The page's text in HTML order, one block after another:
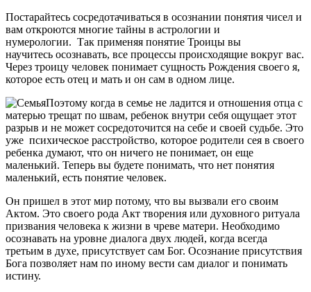
Постарайтесь сосредотачиваться в осознании понятия чисел и
вам откроются многие тайны в астрологии и
нумерологии. Так применяя понятие Троицы вы
научитесь осознавать, все процессы происходящие вокруг вас.
Через троицу человек понимает сущность Рождения своего я,
которое есть отец и мать и он сам в одном лице.
Поэтому когда в семье не ладится и отношения отца с
матерью трещат по швам, ребенок внутри себя ощущает этот
разрыв и не может сосредоточится на себе и своей судьбе. Это
уже психическое расстройство, которое родители сея в своего
ребенка думают, что он ничего не понимает, он еще
маленький. Теперь вы будете понимать, что нет понятия
маленький, есть понятие человек.
Он пришел в этот мир потому, что вы вызвали его своим
Актом. Это своего рода Акт творения или духовного ритуала
призвания человека к жизни в чреве матери. Необходимо
осознавать на уровне диалога двух людей, когда всегда
третьим в духе, присутствует сам Бог. Осознание присутствия
Бога позволяет нам по иному вести сам диалог и понимать
истину.